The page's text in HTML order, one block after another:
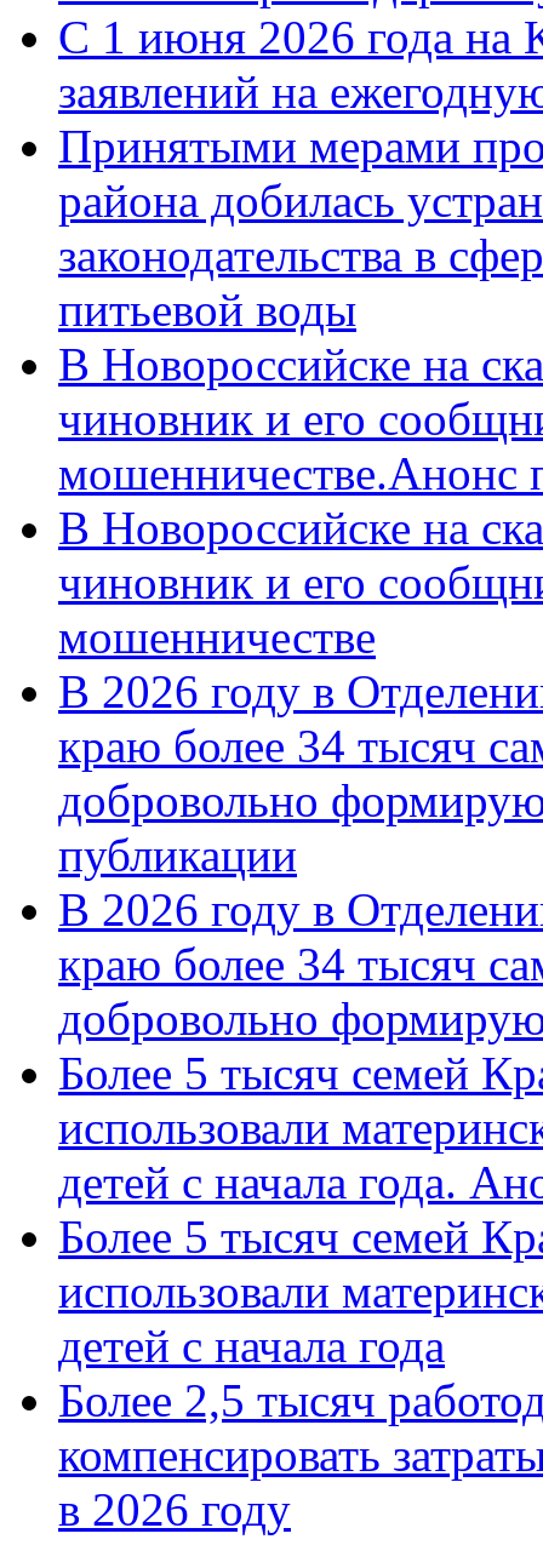
С 1 июня 2026 года на
заявлений на
Принятыми мерами
района добилась
законодательства в
питьевой воды
В Новороссийске на
чиновник и его
мошенничестве.Анонс
В Новороссийске на
чиновник и его
мошенничестве
В 2026 году в
краю более 34 тысяч
добровольно
публикации
В 2026 году в
краю более 34 тысяч
добровольно
Более 5 тысяч семей
использовали
детей с начала года.
Более 5 тысяч семей
использовали
детей с начала года
Более 2,5 тысяч
компенсировать
в 2026 году